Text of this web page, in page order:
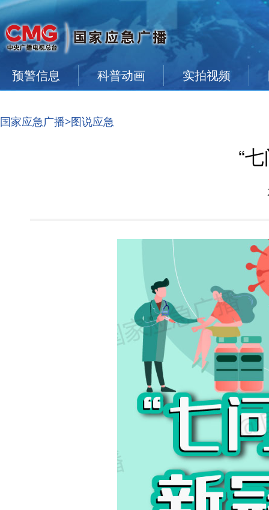
预警信息 科普动画 实拍视频
国家应急广播>图说应急
“